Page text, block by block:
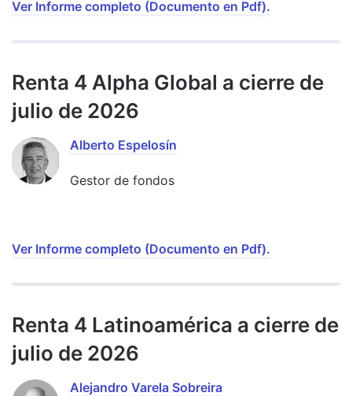
Ver Informe completo (Documento en Pdf).
Renta 4 Alpha Global a cierre de
julio de 2026
Alberto Espelosín
Gestor de fondos
Ver Informe completo (Documento en Pdf).
Renta 4 Latinoamérica a cierre de
julio de 2026
Alejandro Varela Sobreira